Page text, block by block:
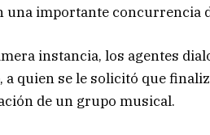
una importante concurrencia
instancia, los agentes
a quien se le solicitó que
de un grupo musical.